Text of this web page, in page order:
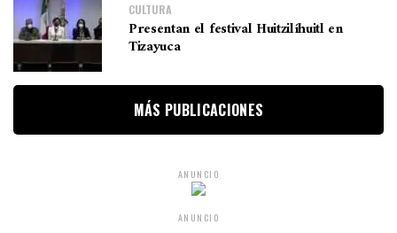
CULTURA
Presentan el festival Huitzilíhuitl en
Tizayuca
MÁS PUBLICACIONES
ANUNCIO
ANUNCIO